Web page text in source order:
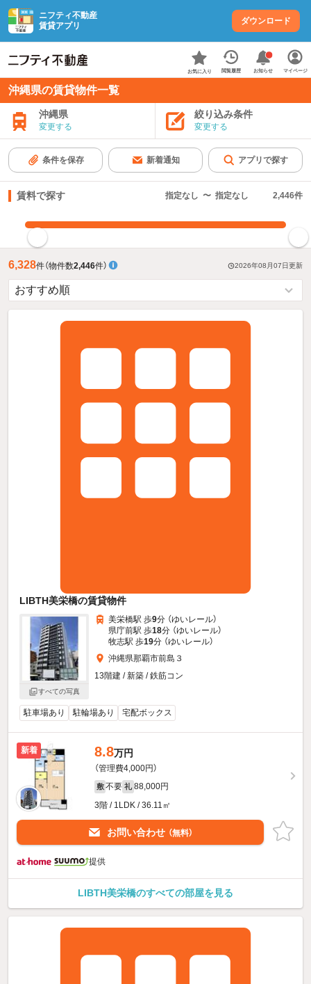
ニフティ不動産
賃貸アプリ
ダウンロード
お気に入り 閲覧履歴 お知らせ マイページ
沖縄県の賃貸物件一覧
沖縄県
変更する
絞り込み条件
変更する
条件を保存 新着通知 アプリで探す
賃料で探す 指定なし 〜 指定なし 2,446件
指定した賃料で絞り込む
6,328件（物件数2,446件） 2026年08月07日更新
LIBTH美栄橋の賃貸物件
すべての写真
美栄橋駅 歩9分 （ゆいレール）
県庁前駅 歩18分 （ゆいレール）
牧志駅 歩19分 （ゆいレール）
沖縄県那覇市前島３
13階建 / 新築 / 鉄筋コン
駐車場あり 駐輪場あり 宅配ボックス
新着 8.8万円
（管理費4,000円）
敷 不要 礼 88,000円
3階 / 1LDK / 36.11㎡
お問い合わせ （無料）
提供
LIBTH美栄橋のすべての部屋を見る